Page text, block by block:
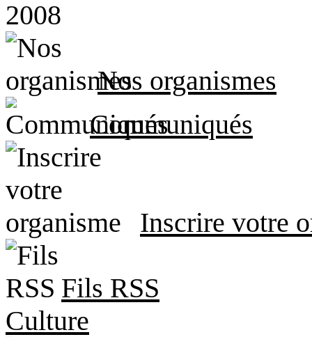
Nos organismes
Communiqués
Inscrire votre
Fils RSS
Culture